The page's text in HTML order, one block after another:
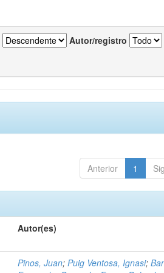
Autor/registro
Anterior 1
Autor(es)
Pinos, Juan;Puig Ventosa, Ignasi;